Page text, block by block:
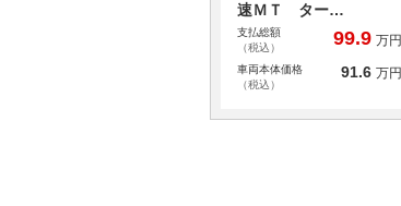
速ＭＴ ター…
支払総額
（税込）
99.9 万円
車両本体価格
（税込）
91.6 万円